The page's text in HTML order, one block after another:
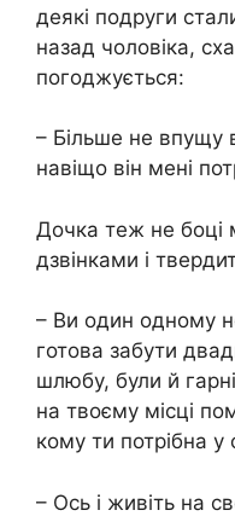
деякі подруги
назад чоловіка,
погоджується:
– Більше не впущу
навіщо він мені
Дочка теж не боці
дзвінками і
– Ви один одному
готова забути
шлюбу, були й
на твоєму місці
кому ти потрібна у
– Ось і живіть на